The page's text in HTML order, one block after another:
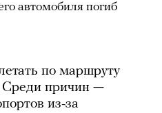
автомобиля погиб
по маршруту
Среди причин —
из-за